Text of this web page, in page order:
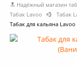
Обзоры табака
Табак для
Уголь для
Кальяны
🔝 Надёжный магазин
Табак Lavoo 💨 Табак
Табак для кальяна